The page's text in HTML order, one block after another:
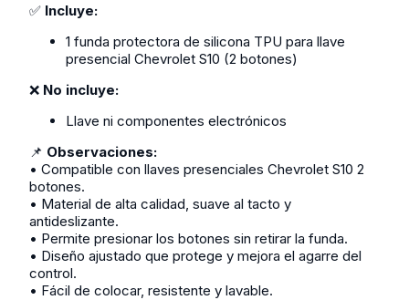
✅ Incluye:
1 funda protectora de silicona TPU para llave
presencial Chevrolet S10 (2 botones)
❌ No incluye:
Llave ni componentes electrónicos
📌 Observaciones:
• Compatible con llaves presenciales Chevrolet S10 2
botones.
• Material de alta calidad, suave al tacto y
antideslizante.
• Permite presionar los botones sin retirar la funda.
• Diseño ajustado que protege y mejora el agarre del
control.
• Fácil de colocar, resistente y lavable.